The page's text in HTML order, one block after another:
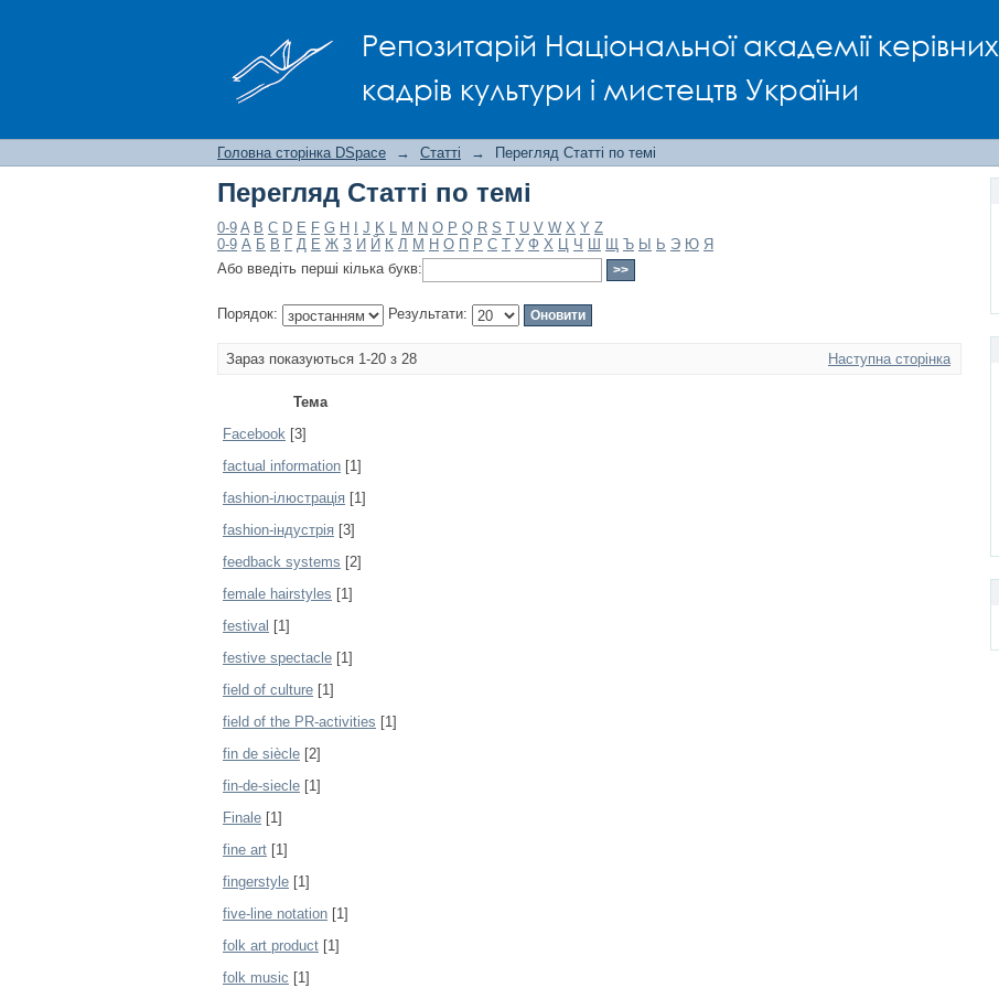
Репозитарій Національної академії керівних
кадрів культури і мистецтв України
Головна сторінка DSpace → Статті → Перегляд Статті по темі
Перегляд Статті по темі
0-9 A B C D E F G H J K L M N O P Q R S T U V W X Y Z
0-9 А Б В Г Д Е Ж З И Й К Л М Н О П Р С Т У Ф Х Ц Ч Ш Щ Ъ Ы Ь Э Ю Я
Або введіть перші кілька букв:
Порядок: Результати:
Зараз показуються 1-20 з 28 Наступна сторінка
Тема
Facebook [3]
factual information [1]
fashion-ілюстрація [1]
fashion-індустрія [3]
feedback systems [2]
female hairstyles [1]
festival [1]
festive spectacle [1]
field of culture [1]
field of the PR-activities [1]
fin de siècle [2]
fin-de-siecle [1]
Finale [1]
fine art [1]
fingerstyle [1]
five-line notation [1]
folk art product [1]
folk music [1]